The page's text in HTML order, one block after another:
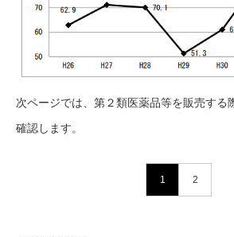
次ページでは、第２類医薬品等を販売する
確認します。
1 2